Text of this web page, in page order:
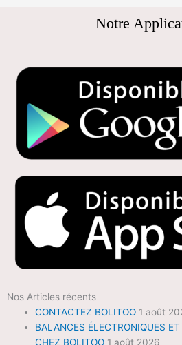
Notre
Nos Articles récents
CONTACTEZ BOLITOO 1 août
BALANCES ÉLECTRONIQUES
CHEZ BOLITOO 1 août 2026